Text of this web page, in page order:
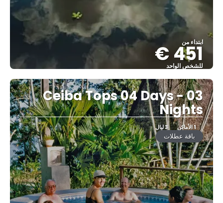
ابتداء من
451 €
للشخص الواحد
شاهد
Ceiba Tops 04 Days - 03
Nights
1 الأماكن 3 ليال
باقة عطلات